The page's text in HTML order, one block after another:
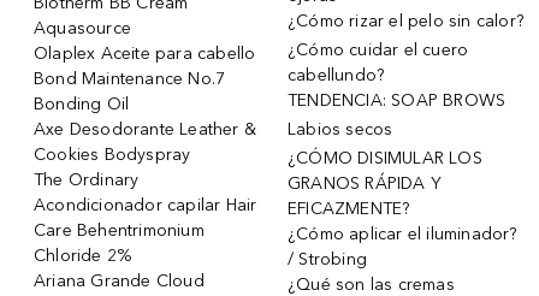
Aquasource
Olaplex Aceite para cabello
Bond Maintenance No.7
Bonding Oil
Axe Desodorante Leather &
Cookies Bodyspray
The Ordinary
Acondicionador capilar Hair
Care Behentrimonium
Chloride 2%
Ariana Grande Cloud
¿Cómo rizar el pelo sin calor?
¿Cómo cuidar el cuero
cabellundo?
TENDENCIA: SOAP BROWS
Labios secos
¿CÓMO DISIMULAR LOS
GRANOS RÁPIDA Y
EFICAZMENTE?
¿Cómo aplicar el iluminador?
/ Strobing
¿Qué son las cremas